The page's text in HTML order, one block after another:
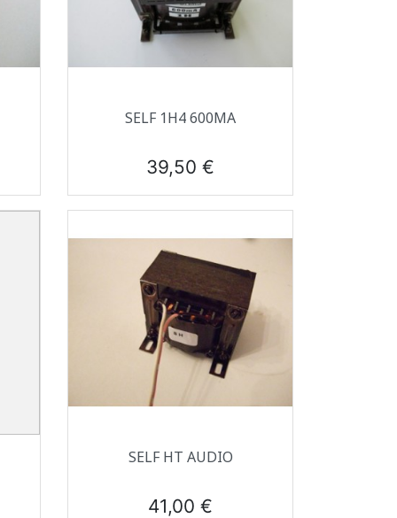
Aperçu rapide
SELF 1H4 600MA
Prix
39,50 €
Aperçu rapide
SELF HT AUDIO
Prix
41,00 €